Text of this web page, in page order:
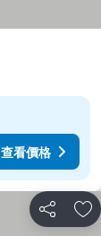
查看價格
分享 加